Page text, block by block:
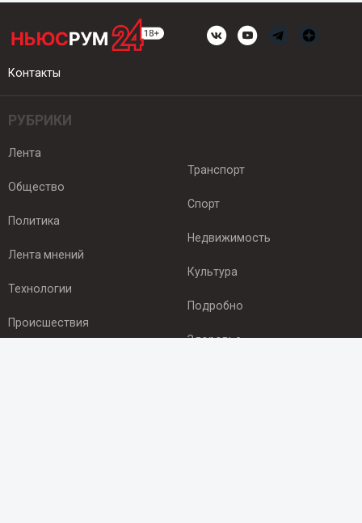
Контакты
РУБРИКИ
Лента
Общество
Политика
Лента мнений
Технологии
Происшествия
Транспорт
Спорт
Недвижимость
Культура
Подробно
Здоровье